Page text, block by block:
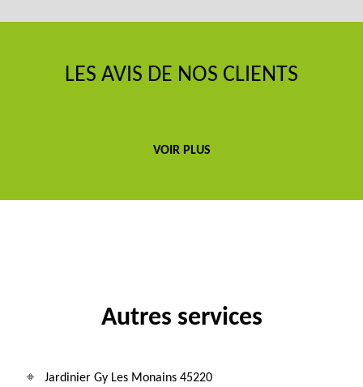
LES AVIS DE NOS CLIENTS
VOIR PLUS
Autres services
Jardinier Gy Les Monains 45220